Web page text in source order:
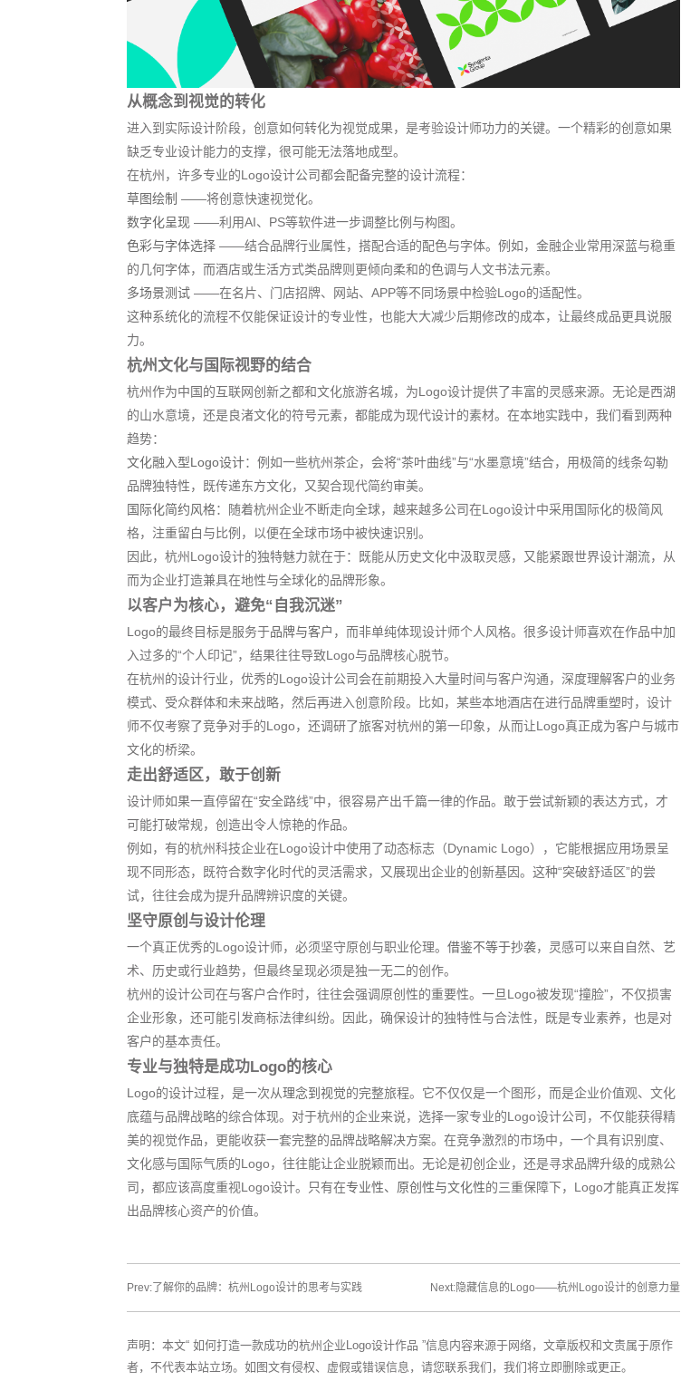
从概念到视觉的转化
进入到实际设计阶段，创意如何转化为视觉成果，是考验设计师功力的关键。一个精彩的创意如果
缺乏专业设计能力的支撑，很可能无法落地成型。
在杭州，许多专业的Logo设计公司都会配备完整的设计流程：
草图绘制 ——将创意快速视觉化。
数字化呈现 ——利用AI、PS等软件进一步调整比例与构图。
色彩与字体选择 ——结合品牌行业属性，搭配合适的配色与字体。例如，金融企业常用深蓝与稳重
的几何字体，而酒店或生活方式类品牌则更倾向柔和的色调与人文书法元素。
多场景测试 ——在名片、门店招牌、网站、APP等不同场景中检验Logo的适配性。
这种系统化的流程不仅能保证设计的专业性，也能大大减少后期修改的成本，让最终成品更具说服
力。
杭州文化与国际视野的结合
杭州作为中国的互联网创新之都和文化旅游名城，为Logo设计提供了丰富的灵感来源。无论是西湖
的山水意境，还是良渚文化的符号元素，都能成为现代设计的素材。在本地实践中，我们看到两种
趋势：
文化融入型Logo设计：例如一些杭州茶企，会将“茶叶曲线”与“水墨意境”结合，用极简的线条勾勒
品牌独特性，既传递东方文化，又契合现代简约审美。
国际化简约风格：随着杭州企业不断走向全球，越来越多公司在Logo设计中采用国际化的极简风
格，注重留白与比例，以便在全球市场中被快速识别。
因此，杭州Logo设计的独特魅力就在于：既能从历史文化中汲取灵感，又能紧跟世界设计潮流，从
而为企业打造兼具在地性与全球化的品牌形象。
以客户为核心，避免“自我沉迷”
Logo的最终目标是服务于品牌与客户 ，而非单纯体现设计师个人风格。很多设计师喜欢在作品中加
入过多的“个人印记”，结果往往导致Logo与品牌核心脱节。
在杭州的设计行业，优秀的Logo设计公司会在前期投入大量时间与客户沟通，深度理解客户的业务
模式、受众群体和未来战略，然后再进入创意阶段。比如，某些本地酒店在进行品牌重塑时，设计
师不仅考察了竞争对手的Logo，还调研了旅客对杭州的第一印象，从而让Logo真正成为客户与城市
文化的桥梁。
走出舒适区，敢于创新
设计师如果一直停留在“安全路线”中，很容易产出千篇一律的作品。敢于尝试新颖的表达方式，才
可能打破常规，创造出令人惊艳的作品。
例如，有的杭州科技企业在Logo设计中使用了动态标志（Dynamic Logo），它能根据应用场景呈
现不同形态，既符合数字化时代的灵活需求，又展现出企业的创新基因。这种“突破舒适区”的尝
试，往往会成为提升品牌辨识度的关键。
坚守原创与设计伦理
一个真正优秀的Logo设计师，必须坚守原创与职业伦理。 借鉴不等于抄袭，灵感可以来自自然、艺
术、历史或行业趋势，但最终呈现必须是独一无二的创作。
杭州的设计公司在与客户合作时，往往会强调原创性的重要性。一旦Logo被发现“撞脸”，不仅损害
企业形象，还可能引发商标法律纠纷。因此，确保设计的独特性与合法性，既是专业素养，也是对
客户的基本责任。
专业与独特是成功Logo的核心
Logo的设计过程，是一次从理念到视觉的完整旅程。它不仅仅是一个图形，而是企业价值观、文化
底蕴与品牌战略的综合体现。对于杭州的企业来说，选择一家专业的Logo设计公司，不仅能获得精
美的视觉作品，更能收获一套完整的品牌战略解决方案。在竞争激烈的市场中，一个具有识别度、
文化感与国际气质的Logo，往往能让企业脱颖而出。无论是初创企业，还是寻求品牌升级的成熟公
司，都应该高度重视Logo设计。只有在专业性、原创性与文化性的三重保障下，Logo才能真正发挥
出品牌核心资产的价值。
Prev:了解你的品牌：杭州Logo设计的思考与实践 Next:隐藏信息的Logo——杭州Logo设计的创意力量
声明：本文“ 如何打造一款成功的杭州企业Logo设计作品 ”信息内容来源于网络，文章版权和文责属于原作
者，不代表本站立场。如图文有侵权、虚假或错误信息，请您联系我们，我们将立即删除或更正。